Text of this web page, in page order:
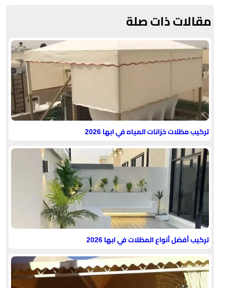
مقالات ذات صلة
تركيب مظلات خزانات المياه في ابها 2026
تركيب أفضل أنواع المظلات في ابها 2026